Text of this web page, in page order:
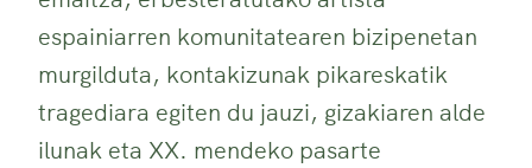
espainiarren komunitatearen bizipenetan
murgilduta, kontakizunak pikareskatik
tragediara egiten du jauzi, gizakiaren alde
ilunak eta XX. mendeko pasarte